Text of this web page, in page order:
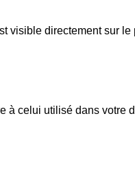
visible directement sur le
à celui utilisé dans votre